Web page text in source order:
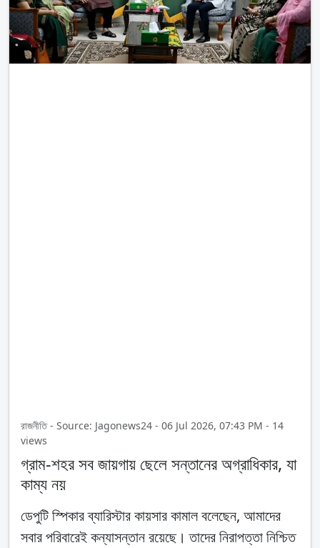
রাজনীতি - Source: Jagonews24 - 06 Jul 2026, 07:43 PM - 14
views
গ্রাম-শহর সব জায়গায় ছেলে সন্তানের অগ্রাধিকার, যা
কাম্য নয়
ডেপুটি স্পিকার ব্যারিস্টার কায়সার কামাল বলেছেন, আমাদের
সবার পরিবারেই কন্যাসন্তান রয়েছে। তাদের নিরাপত্তা নিশ্চিত